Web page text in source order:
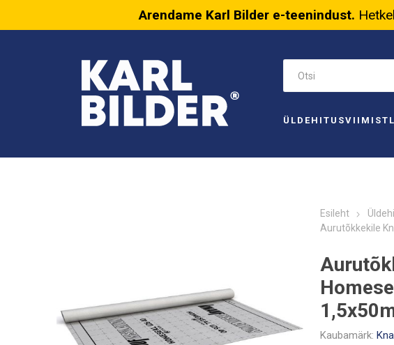
Arendame Karl Bilder e-teenindust.
ÜLDEHITUS
Esileht
Aurutõkkekile
Kaubamärk: